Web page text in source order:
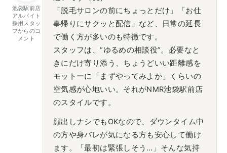
池袋駅前店
アルバイト
採用スタッ
フからのコ
メント
「脱毛サロンの前にちょっとだけ」「お仕
事帰りにサクッと配信」など、日常の延長
で働く方が多いのも特徴です。
スタッフは、“ゆるめの相談役”。必要なと
きにだけ寄り添う、ちょうどいい距離感を
モットーに「まずやってみよか」くらいの
空気感が心地いい。それがNMR池袋駅前店
のスタイルです。
顔出しナシでもOKなので、ダウンタイム中
の方や身バレが気になる方も安心して働け
ます。「最初は緊張しそう…」そんな気持